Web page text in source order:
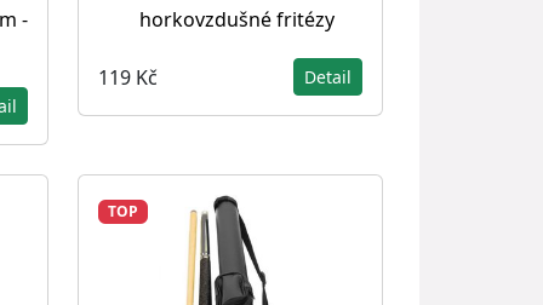
-
horkovzdušné fritézy
119 Kč Detail
TOP